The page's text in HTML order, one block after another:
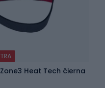
Heat Tech čierna